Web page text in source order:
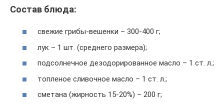
Состав блюда:
свежие грибы-вешенки – 300-400 г;
лук – 1 шт. (среднего размера);
подсолнечное дезодорированное масло – 1 ст. л.;
топленое сливочное масло – 1 ст. л.;
сметана (жирность 15-20%) – 200 г;